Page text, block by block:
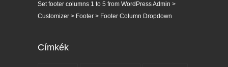
Set footer columns 1 to 5 from WordPress Admin >
Customizer > Footer > Footer Column Dropdown
Címkék